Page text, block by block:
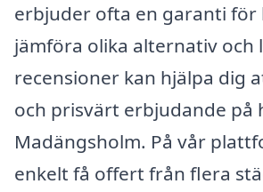
erbjuder ofta en garanti för
jämföra olika alternativ och
recensioner kan hjälpa dig
och prisvärt erbjudande på
Madängsholm. På vår
enkelt få offert från flera